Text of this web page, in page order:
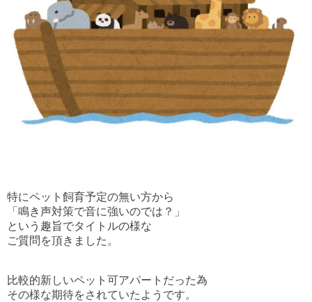
特にペット飼育予定の無い方から
「鳴き声対策で音に強いのでは？」
という趣旨でタイトルの様な
ご質問を頂きました。
比較的新しいペット可アパートだった為
その様な期待をされていたようです。